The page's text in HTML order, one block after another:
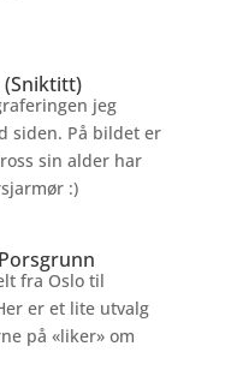
jeg
siden. På bildet er
sin alder har
:)
fra Oslo til
er et lite utvalg
på «liker» om